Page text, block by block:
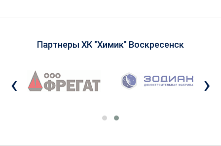
Партнеры ХК "Химик" Воскресенск
‹ ›